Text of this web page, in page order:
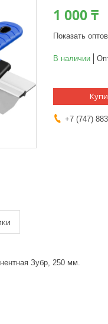
1 000 ₸
Показать
В наличии
+7 (747)
Зубр, 250 мм.